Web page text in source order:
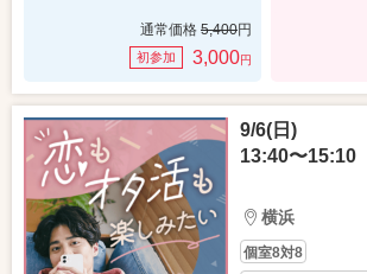
通常価格 5,400円
初参加 3,000円
9/6(日)
13:40〜15:10
横浜
個室8対8